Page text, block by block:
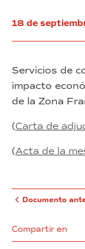
adjudicatario
18 de
Servicios de
impacto
de la Zona
(Carta de
(Acta de la
Marina
Prat
en
de
compraventa
al
de
el Documento
Compartir en